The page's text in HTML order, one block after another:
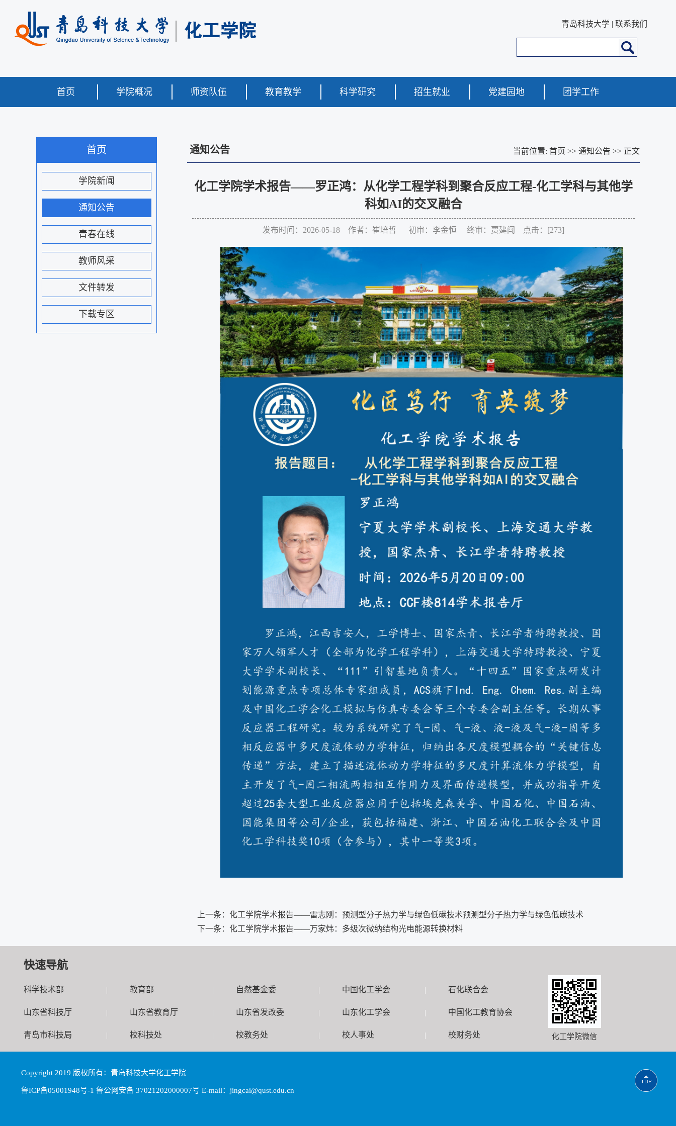
青岛科技大学 | 联系我们
首页 学院概况 师资队伍 教育教学 科学研究 招生就业 党建园地 团学工作
首页
学院新闻
通知公告
青春在线
教师风采
文件转发
下载专区
通知公告 当前位置: 首页 >> 通知公告 >> 正文
化工学院学术报告——罗正鸿：从化学工程学科到聚合反应工程-化工学科与其他学
科如AI的交叉融合
发布时间：2026-05-18 作者：崔培哲 初审：李金恒 终审：贾建闯 点击：[273]
上一条： 化工学院学术报告——雷志刚：预测型分子热力学与绿色低碳技术预测型分子热力学与绿色低碳技术
下一条： 化工学院学术报告——万家炜：多级次微纳结构光电能源转换材料
快速导航
科学技术部 | 教育部 | 自然基金委 | 中国化工学会 | 石化联合会
山东省科技厅 | 山东省教育厅 | 山东省发改委 | 山东化工学会 | 中国化工教育协会
青岛市科技局 | 校科技处 | 校教务处 | 校人事处 | 校财务处 化工学院微信
Copyright 2019 版权所有：青岛科技大学化工学院
鲁ICP备05001948号-1 鲁公网安备 37021202000007号 E-mail：jingcai@qust.edu.cn